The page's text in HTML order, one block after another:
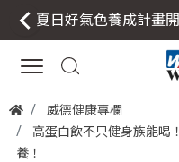
夏日好氣色養成計畫
威德健康專欄
高蛋白飲不只健身族能喝
養！